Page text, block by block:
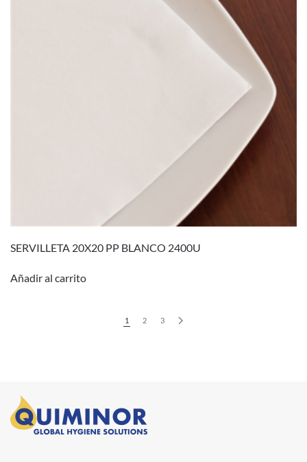
SERVILLETA 20X20 PP BLANCO 2400U
Añadir al carrito
1 2 3